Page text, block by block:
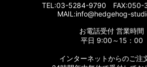
TEL:03-5284-9790 FAX:050-
MAIL:info@hedgehog-
お電話受付 営業時間
平日 9:00～15：00
インターネットからのご注